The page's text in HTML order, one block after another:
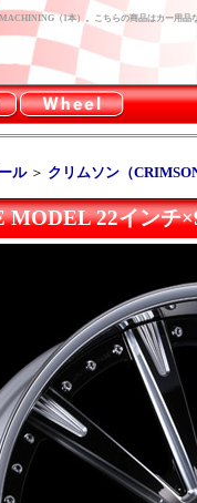
（1本）。こちらの商品はカー用品
ル＞ クリムソン（
MODEL 22イン